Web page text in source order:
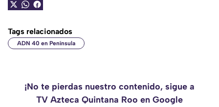
Tags relacionados
ADN 40 en Península
¡No te pierdas nuestro contenido, sigue a
TV Azteca Quintana Roo en Google